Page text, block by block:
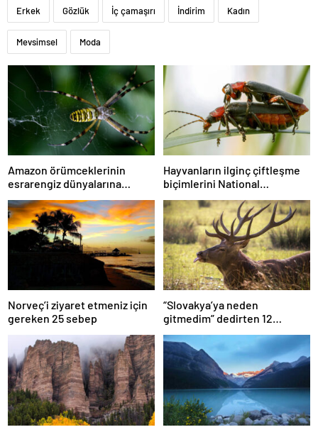
Erkek Gözlük İç çamaşırı İndirim Kadın
Mevsimsel Moda
Amazon örümceklerinin
esrarengiz dünyalarına
gitmeye hazır olun.
Hayvanların ilginç çiftleşme
biçimlerini National
Geographic görüntüledi.
Norveç’i ziyaret etmeniz için
gereken 25 sebep
“Slovakya’ya neden
gitmedim” dedirten 12
fotoğraf